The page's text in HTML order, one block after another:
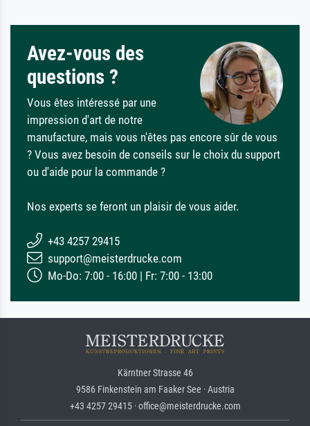
Avez-vous des
questions ?
Vous êtes intéressé par une
impression d'art de notre
manufacture, mais vous n'êtes pas encore sûr de vous
? Vous avez besoin de conseils sur le choix du support
ou d'aide pour la commande ?
Nos experts se feront un plaisir de vous aider.
+43 4257 29415
support@meisterdrucke.com
Mo-Do: 7:00 - 16:00 | Fr: 7:00 - 13:00
Kärntner Strasse 46
9586 Finkenstein am Faaker See · Austria
+43 4257 29415 · office@meisterdrucke.com